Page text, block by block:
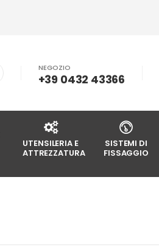
NEGOZIO
+39 0432 43366
UTENSILERIA E
ATTREZZATURA
SISTEMI DI
FISSAGGIO